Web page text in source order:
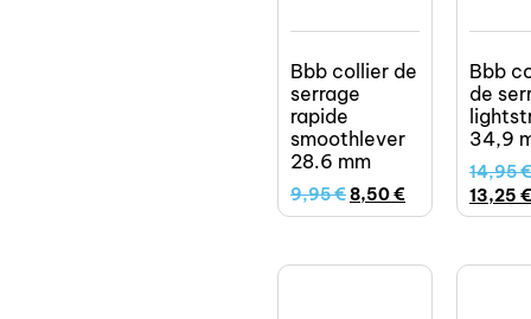
Bbb collier de
serrage
rapide
smoothlever
28.6 mm
9,95€8,50€
Bbb
de
34,9
14,95€
13,25 €